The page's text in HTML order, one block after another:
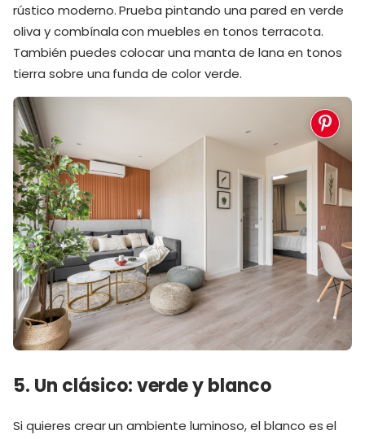
rústico moderno. Prueba pintando una pared en verde
oliva y combínala con muebles en tonos terracota.
También puedes colocar una manta de lana en tonos
tierra sobre una funda de color verde.
5. Un clásico: verde y blanco
Si quieres crear un ambiente luminoso, el blanco es el